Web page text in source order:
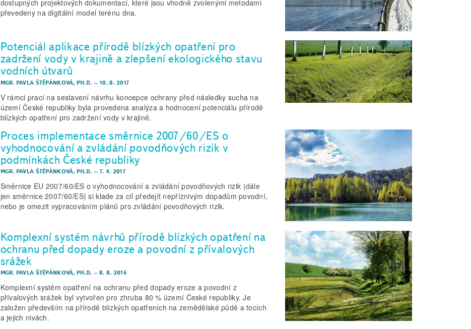
dostupných projektových dokumentací, které jsou vhodně zvolenými metodami
převedeny na digitální model terénu dna.
Potenciál aplikace přírodě blízkých opatření pro
zadržení vody v krajině a zlepšení ekologického stavu
vodních útvarů
MGR. PAVLA ŠTĚPÁNKOVÁ, PH.D. – 10. 8. 2017
V rámci prací na sestavení návrhu koncepce ochrany před následky sucha na
území České republiky byla provedena analýza a hodnocení potenciálu přírodě
blízkých opatření pro zadržení vody v krajině.
Proces implementace směrnice 2007/60/ES o
vyhodnocování a zvládání povodňových rizik v
podmínkách České republiky
MGR. PAVLA ŠTĚPÁNKOVÁ, PH.D. – 7. 4. 2017
Směrnice EU 2007/60/ES o vyhodnocování a zvládání povodňových rizik (dále
jen směrnice 2007/60/ES) si klade za cíl předejít nepříznivým dopadům povodní,
nebo je omezit vypracováním plánů pro zvládání povodňových rizik.
Komplexní systém návrhů přírodě blízkých opatření na
ochranu před dopady eroze a povodní z přívalových
srážek
MGR. PAVLA ŠTĚPÁNKOVÁ, PH.D. –8. 8. 2016
Komplexní systém opatření na ochranu před dopady eroze a povodní z
přívalových srážek byl vytvořen pro zhruba 80 % území České republiky. Je
založen především na přírodě blízkých opatřeních na zemědělské půdě a tocích
a jejich nivách.